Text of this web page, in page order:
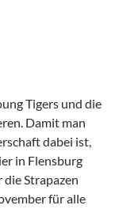
Tigers und die
Damit man
dabei ist,
in Flensburg
Strapazen
für alle